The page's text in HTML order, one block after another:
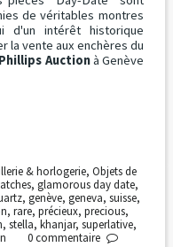
de véritables montres
d'un intérêt historique
la vente aux enchères du
Auctionà Genève
& horlogerie, Objets de
,glamorous day date,
, genève, geneva, suisse,
, rare, précieux, precious,
, stella, khanjar, superlative,
0commentaire